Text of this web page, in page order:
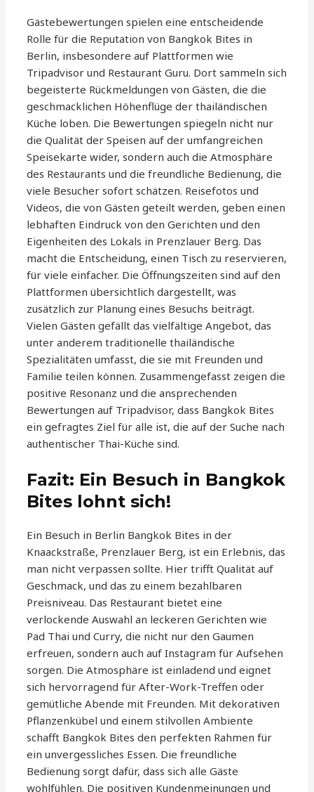
Gästebewertungen spielen eine entscheidende
Rolle für die Reputation von Bangkok Bites in
Berlin, insbesondere auf Plattformen wie
Tripadvisor und Restaurant Guru. Dort sammeln sich
begeisterte Rückmeldungen von Gästen, die die
geschmacklichen Höhenflüge der thailändischen
Küche loben. Die Bewertungen spiegeln nicht nur
die Qualität der Speisen auf der umfangreichen
Speisekarte wider, sondern auch die Atmosphäre
des Restaurants und die freundliche Bedienung, die
viele Besucher sofort schätzen. Reisefotos und
Videos, die von Gästen geteilt werden, geben einen
lebhaften Eindruck von den Gerichten und den
Eigenheiten des Lokals in Prenzlauer Berg. Das
macht die Entscheidung, einen Tisch zu reservieren,
für viele einfacher. Die Öffnungszeiten sind auf den
Plattformen übersichtlich dargestellt, was
zusätzlich zur Planung eines Besuchs beiträgt.
Vielen Gästen gefällt das vielfältige Angebot, das
unter anderem traditionelle thailändische
Spezialitäten umfasst, die sie mit Freunden und
Familie teilen können. Zusammengefasst zeigen die
positive Resonanz und die ansprechenden
Bewertungen auf Tripadvisor, dass Bangkok Bites
ein gefragtes Ziel für alle ist, die auf der Suche nach
authentischer Thai-Küche sind.
Fazit: Ein Besuch in Bangkok
Bites lohnt sich!
Ein Besuch in Berlin Bangkok Bites in der
Knaackstraße, Prenzlauer Berg, ist ein Erlebnis, das
man nicht verpassen sollte. Hier trifft Qualität auf
Geschmack, und das zu einem bezahlbaren
Preisniveau. Das Restaurant bietet eine
verlockende Auswahl an leckeren Gerichten wie
Pad Thai und Curry, die nicht nur den Gaumen
erfreuen, sondern auch auf Instagram für Aufsehen
sorgen. Die Atmosphäre ist einladend und eignet
sich hervorragend für After-Work-Treffen oder
gemütliche Abende mit Freunden. Mit dekorativen
Pflanzenkübel und einem stilvollen Ambiente
schafft Bangkok Bites den perfekten Rahmen für
ein unvergessliches Essen. Die freundliche
Bedienung sorgt dafür, dass sich alle Gäste
wohlfühlen. Die positiven Kundenmeinungen und